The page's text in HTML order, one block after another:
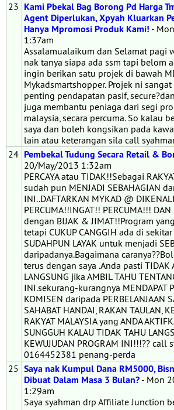
23 Kami Pbekal Bag Borong Pd Harga
Agent Diperlukan, Xpyah Kluarkan
Hanya Mpromosi Produk Kami! -
1:37am
Assalamualaikum dan Selamat pagi
nak tanya siapa ada ssm tapi belom
ingin berikan satu projek di bawah
Mykadsmartshopper. Projek ni
penting pendapatan pasif,
juga membantu peniaga dari segi
malaysia, secara percuma. So kalau
saya dan boleh kongsikan pada
lain atau keterangan sila call
24 Pembekal Tudung Secara Retail &
20/May/2013 1:32am
PERCAYA atau TIDAK!!Sebagai
sudah pun MENJADI SEBAHAGIAN
INI..DAFTARKAN MYKAD @
PERCUMA!!INGAT!! PERCUMA!!! DAN
dengan BIJAK & JIMAT!!Program
tetapi CUKUP CANGGIH ada di
SUDAHPUN LAYAK untuk menjadi
daripadanya.Bagaimana
terus dengan saya .Anda pasti TIDAK
LANGSUNG jika AMBIL TAHU
INI.sekurang-kurangnya MENDAPAT
KOMISEN daripada PERBELANJAAN
SAHABAT HANDAI, RAKAN TAULAN,
RAKYAT MALAYSIA yang ANDA
SUNGGUH KALAU TIDAK TAHU
KEWUJUDAN PROGRAM INI!!!?? call
0164452381 penang-perda
25 Saya nak Kumpul Dana RM5000,
Dibuat Dalam Masa 3 Bulan? - Mon
1:29am
Saya syahman drp Affiliate Junction